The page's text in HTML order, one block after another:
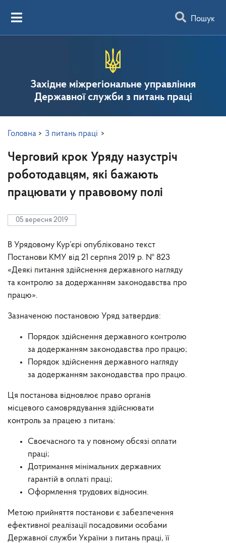
Пошук
Західне міжрегіональне управління
Державної служби з питань праці
Головна > З питань праці >
Черговий крок Уряду назустріч
роботодавцям, які бажають
працювати у правовому полі
05 вересня 2019
В Урядовому Кур’єрі опубліковано текст
Постанови КМУ від 21 серпня 2019 р. № 823
«Деякі питання здійснення державного нагляду
та контролю за додержанням законодавства про
працю».
Зазначеною постановою Уряд затвердив:
Порядок здійснення державного контролю
за додержанням законодавства про працю;
Порядок здійснення державного нагляду
за додержанням законодавства про працю.
Ця постанова відновлює право органів
місцевого самоврядування здійснювати
контроль за працею з питань:
Своєчасного та у повному обсязі оплати
праці;
Дотримання мінімальних державних
гарантій в оплаті праці;
Оформлення трудових відносин.
Метою прийняття постанови є забезпечення
ефективної реалізації посадовими особами
Державної служби України з питань праці, її